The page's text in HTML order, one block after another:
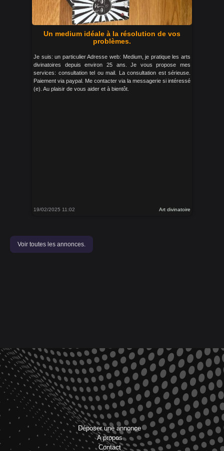
Un medium idéale à la résolution de vos
problèmes.
Je suis: un particulier Adresse web: Medium, je pratique les arts
divinatoires depuis environ 25 ans. Je vous propose mes
services: consultation tel ou mail. La consultation est sérieuse.
Paiement via paypal. Me contacter via la messagerie si intéressé
(e). Au plaisir de vous aider et à bientôt.
19/02/2025 11:02 Art divinatoire
Voir toutes les annonces.
Déposer une annonce
A propos
Contact